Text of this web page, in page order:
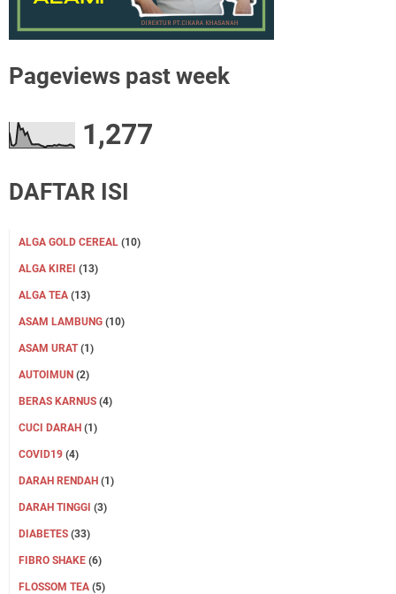
Pageviews past week
1,277
DAFTAR ISI
ALGA GOLD CEREAL (10)
ALGA KIREI (13)
ALGA TEA (13)
ASAM LAMBUNG (10)
ASAM URAT (1)
AUTOIMUN (2)
BERAS KARNUS (4)
CUCI DARAH (1)
COVID19 (4)
DARAH RENDAH (1)
DARAH TINGGI (3)
DIABETES (33)
FIBRO SHAKE (6)
FLOSSOM TEA (5)